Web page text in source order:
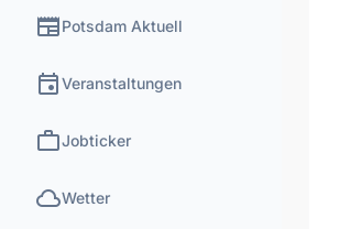
newspaperPotsdam Aktuell
eventVeranstaltungen
workJobticker
cloudWetter